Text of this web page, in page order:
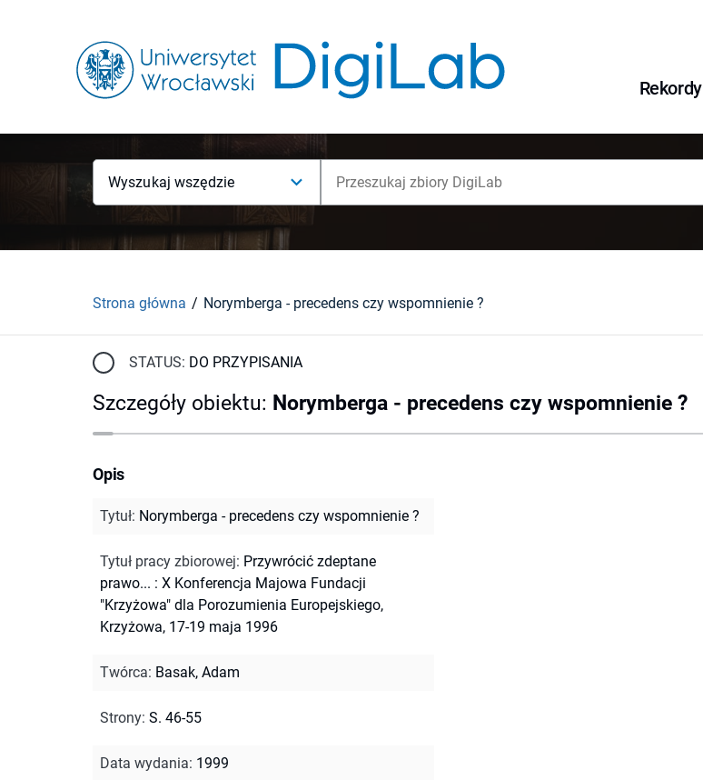
Rekordy
Wyszukaj wszędzie
Strona główna Norymberga - precedens czy wspomnienie ?
STATUS: DO PRZYPISANIA
Szczegóły obiektu: Norymberga - precedens czy wspomnienie ?
Opis
Tytuł: Norymberga - precedens czy wspomnienie ?
Tytuł pracy zbiorowej: Przywrócić zdeptane
prawo... : X Konferencja Majowa Fundacji
"Krzyżowa" dla Porozumienia Europejskiego,
Krzyżowa, 17-19 maja 1996
Twórca: Basak, Adam
Strony: S. 46-55
Data wydania: 1999